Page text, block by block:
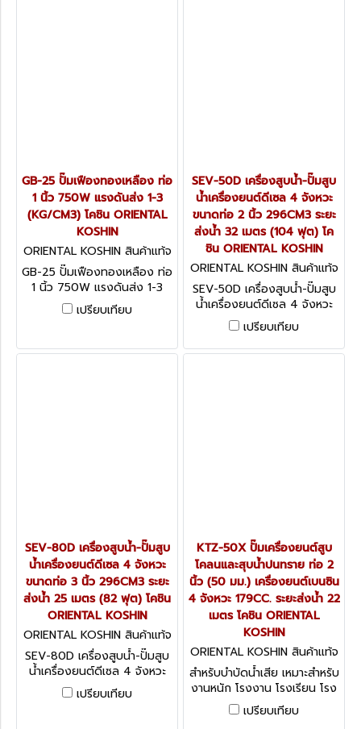
GB-25 ปั๊มเฟืองทองเหลือง ท่อ
1 นิ้ว 750W แรงดันส่ง 1-3
(KG/CM3) โคชิน ORIENTAL
KOSHIN
ORIENTAL KOSHIN สินค้าแท้จ
ากโรงงานผู้ผลิต GB-25
GB-25 ปั๊มเฟืองทองเหลือง ท่อ
1 นิ้ว 750W แรงดันส่ง 1-3
(KG/CM3) โคชิน ORIENTAL
KOSHIN
เปรียบเทียบ
SEV-50D เครื่องสูบน้ำ-ปั๊มสูบ
น้ำเครื่องยนต์ดีเซล 4 จังหวะ
ขนาดท่อ 2 นิ้ว 296CM3 ระยะ
ส่งน้ำ 32 เมตร (104 ฟุต) โค
ชิน ORIENTAL KOSHIN
ORIENTAL KOSHIN สินค้าแท้จ
ากโรงงานผู้ผลิต SEV-50D
SEV-50D เครื่องสูบน้ำ-ปั๊มสูบ
น้ำเครื่องยนต์ดีเซล 4 จังหวะ
ขนาดท่อ 2 นิ้ว 296CM3 ระยะ
ส่งน้ำ 32 เมตร (104 ฟุต) โค
ชิน ORIENTAL KOSHIN
เปรียบเทียบ
SEV-80D เครื่องสูบน้ำ-ปั๊มสูบ
น้ำเครื่องยนต์ดีเซล 4 จังหวะ
ขนาดท่อ 3 นิ้ว 296CM3 ระยะ
ส่งน้ำ 25 เมตร (82 ฟุต) โคชิน
ORIENTAL KOSHIN
ORIENTAL KOSHIN สินค้าแท้จ
ากโรงงานผู้ผลิต SEV-80D
SEV-80D เครื่องสูบน้ำ-ปั๊มสูบ
น้ำเครื่องยนต์ดีเซล 4 จังหวะ
ขนาดท่อ 3 นิ้ว 296CM3 ระยะ
ส่งน้ำ 25 เมตร (82 ฟุต) โคชิน
เปรียบเทียบ
KTZ-50X ปั๊มเครื่องยนต์สูบ
โคลนและสุบน้ำปนทราย ท่อ 2
นิ้ว (50 มม.) เครื่องยนต์เบนซิน
4 จังหวะ 179CC. ระยะส่งน้ำ 22
เมตร โคชิน ORIENTAL
KOSHIN
ORIENTAL KOSHIN สินค้าแท้จ
ากโรงงานผู้ผลิต KTZ-50X
สำหรับบำบัดน้ำเสีย เหมาะสำหรับ
งานหนัก โรงงาน โรงเรียน โรง
พยาบาล โรงนา อุปกรณ์
การเกษตร ฯลฯ สะดวกต่อการ
เปรียบเทียบ